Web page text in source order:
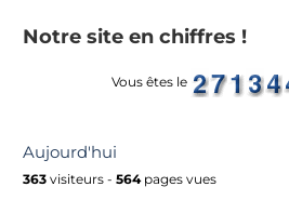
Notre site en chiffres !
Vous êtes le
Aujourd'hui
363 visiteurs - 564pages vues